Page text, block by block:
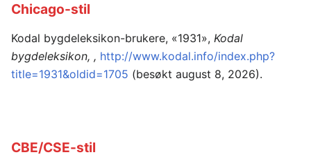
Chicago-stil
Kodal bygdeleksikon-brukere, «1931», Kodal
bygdeleksikon, , http://www.kodal.info/index.php?
title=1931&oldid=1705 (besøkt august 8, 2026).
CBE/CSE-stil